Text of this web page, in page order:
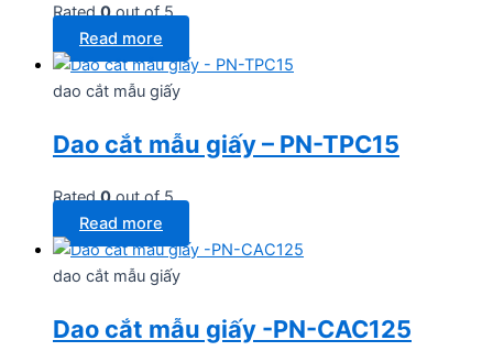
Rated0out of 5
Read more
dao cắt mẫu giấy
Dao cắt mẫu giấy – PN-TPC15
Rated0out of 5
Read more
dao cắt mẫu giấy
Dao cắt mẫu giấy -PN-CAC125